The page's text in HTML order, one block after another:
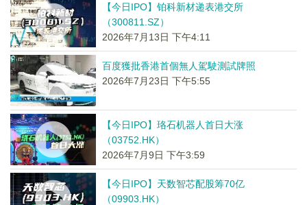
【今日IPO】铂科新材递表港交所
（300811.SZ）
2026年7月13日 下午4:11
百度獲批香港首個無人駕駛測試牌照
2026年7月23日 下午5:55
【今日IPO】珞石机器人首日大涨
（03752.HK）
2026年7月9日 下午3:59
【今日IPO】天数智芯配股筹70亿
（09903.HK）